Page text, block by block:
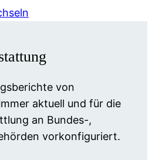
von
aktuell und für die
an Bundes-,
vorkonfiguriert.